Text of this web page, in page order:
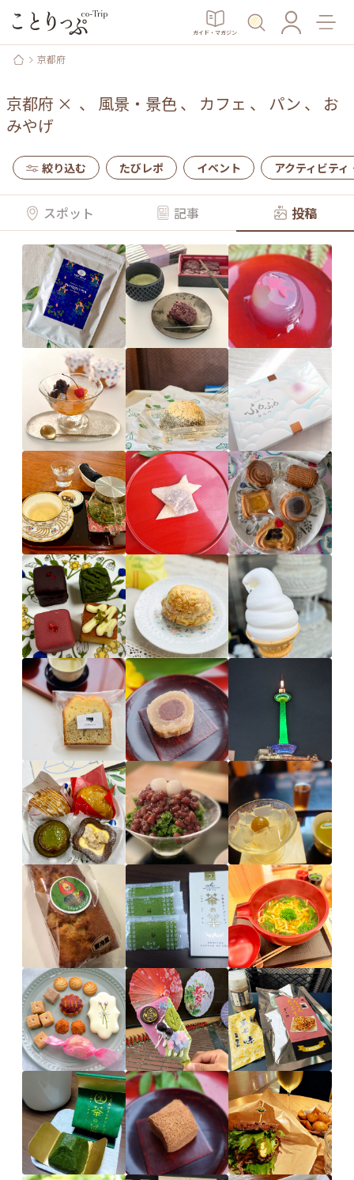
ガイド・マガジン
京都府
京都府 × 、 風景・景色、 カフェ 、 パン 、 お
みやげ
絞り込む たびレポ イベント アクティビティ
スポット 記事 投稿